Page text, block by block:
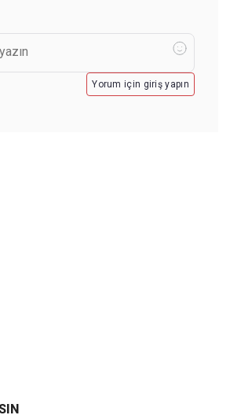
Yorum için giriş yapın